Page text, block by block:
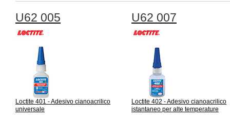
U62 005
Loctite 401 - Adesivo cianoacrilico
universale
U62 007
Loctite 402 - Adesivo cianoacrilico
istantaneo per alte temperature